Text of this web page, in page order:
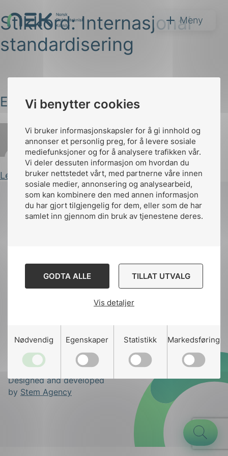
Vi benytter cookies
Vi bruker informasjonskapsler for å gi innhold og
annonser et personlig preg, for å levere sosiale
mediefunksjoner og for å analysere trafikken vår.
Vi deler dessuten informasjon om hvordan du
bruker nettstedet vårt, med partnerne våre innen
sosiale medier, annonsering og analysearbeid,
som kan kombinere den med annen informasjon
du har gjort tilgjengelig for dem, eller som de har
samlet inn gjennom din bruk av tjenestene deres.
GODTA ALLE TILLAT UTVALG
Vis detaljer
Nødvendig Egenskaper Statistikk Markedsføring
Hopp
til
innhold
NEK Meny
Søk
Stikkord:Internasjonal
standardisering
Et historisk blikk på IEC TC 3
Iselin Dahl Publisert 24.01.2024
Les innlegg
Kontakt oss
Bruk av Cookies
Designed and developed
by Stem Agency